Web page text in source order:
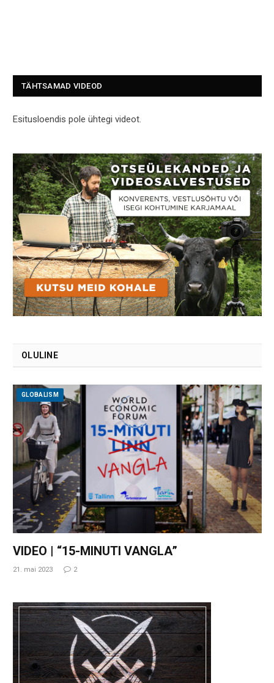
TÄHTSAMAD VIDEOD
Esitusloendis pole ühtegi videot.
OLULINE
GLOBALISM
VIDEO | “15-MINUTI VANGLA”
21. mai 2023 2